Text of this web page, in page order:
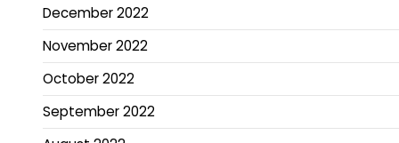
December 2022
November 2022
October 2022
September 2022